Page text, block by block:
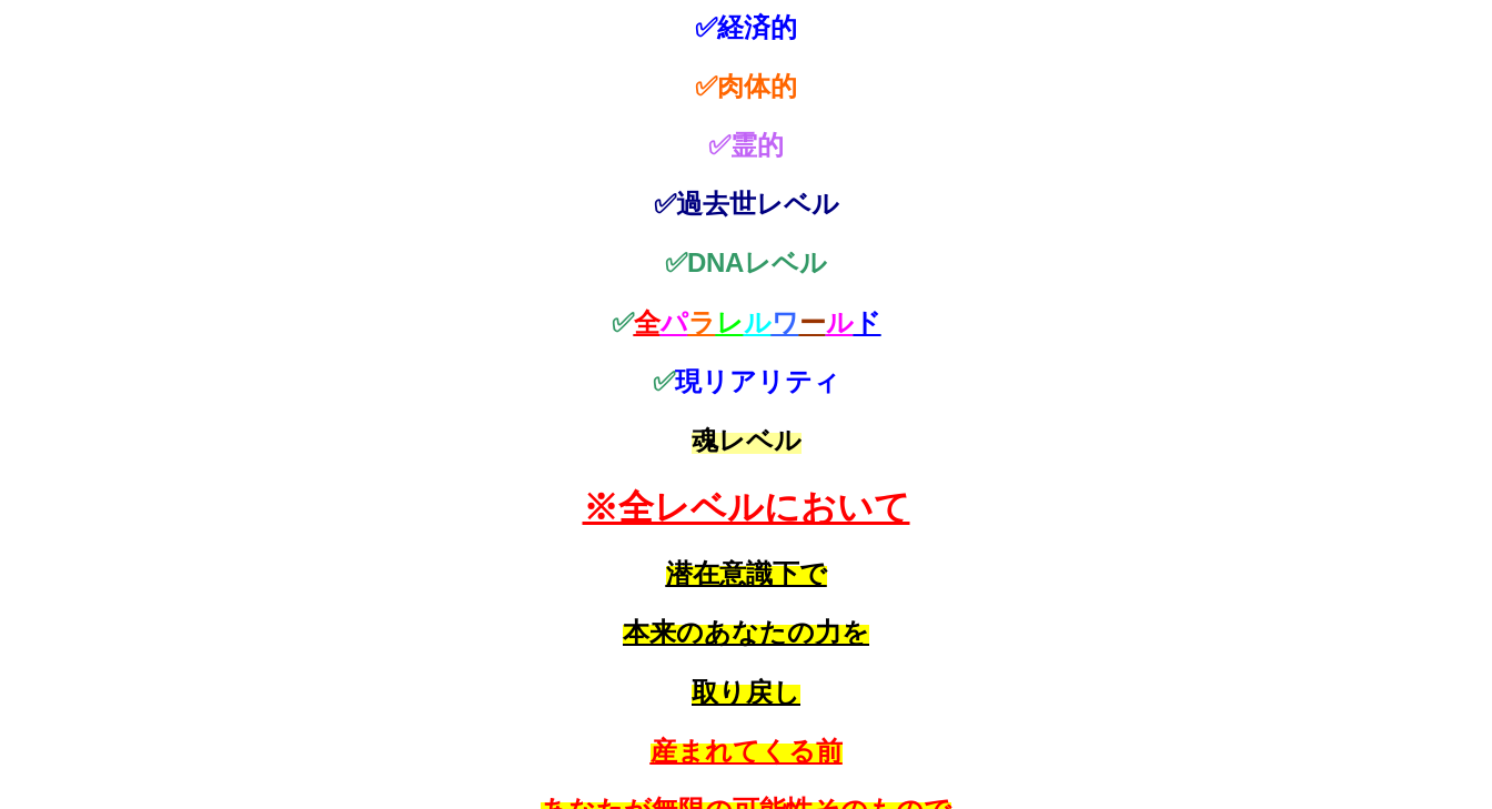
✅経済的
✅肉体的
✅霊的
✅過去世レベル
✅DNAレベル
✅全パラ レルワールド
✅現リアリティ
魂レベル
※全レベルにおいて
潜在意識下で
本来のあなたの力を
取り戻し
産まれてくる前